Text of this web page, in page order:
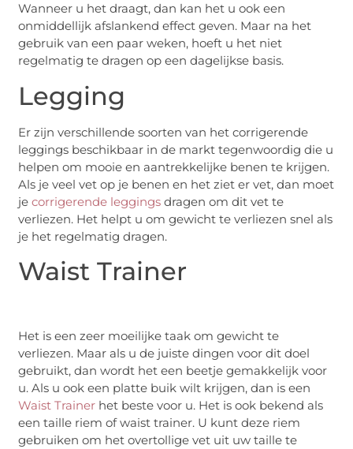
Wanneer u het draagt, dan kan het u ook een
onmiddellijk afslankend effect geven. Maar na het
gebruik van een paar weken, hoeft u het niet
regelmatig te dragen op een dagelijkse basis.
Legging
Er zijn verschillende soorten van het corrigerende
leggings beschikbaar in de markt tegenwoordig die u
helpen om mooie en aantrekkelijke benen te krijgen.
Als je veel vet op je benen en het ziet er vet, dan moet
jecorrigerende leggings dragen om dit vet te
verliezen. Het helpt u om gewicht te verliezen snel als
je het regelmatig dragen.
Waist Trainer
Het is een zeer moeilijke taak om gewicht te
verliezen. Maar als u de juiste dingen voor dit doel
gebruikt, dan wordt het een beetje gemakkelijk voor
u. Als u ook een platte buik wilt krijgen, dan is een
Waist Trainer het beste voor u. Het is ook bekend als
een taille riem of waist trainer. U kunt deze riem
gebruiken om het overtollige vet uit uw taille te